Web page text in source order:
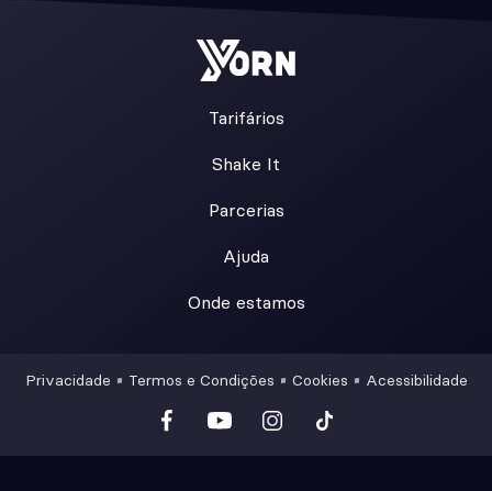
Tarifários
Shake It
Parcerias
Ajuda
Onde estamos
Privacidade Termos e Condições Cookies Acessibilidade